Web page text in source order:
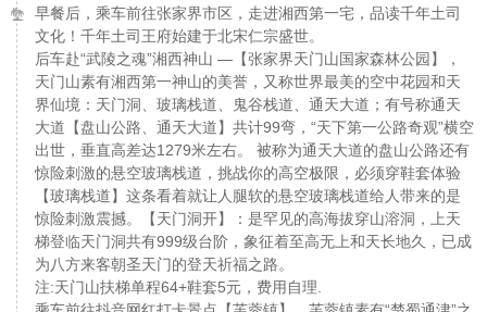
早餐后，乘车前往张家界市区，走进湘西第一宅，品读千年土司
文化！千年土司王府始建于北宋仁宗盛世。
后车赴“武陵之魂”湘西神山 —【张家界天门山国家森林公园】，
天门山素有湘西第一神山的美誉，又称世界最美的空中花园和天
界仙境：天门洞、玻璃栈道、鬼谷栈道、通天大道；有号称通天
大道【盘山公路、通天大道】共计99弯，“天下第一公路奇观”横空
出世，垂直高差达1279米左右。 被称为通天大道的盘山公路还有
惊险刺激的悬空玻璃栈道，挑战你的高空极限，必须穿鞋套体验
【玻璃栈道】这条看着就让人腿软的悬空玻璃栈道给人带来的是
惊险刺激震撼。【天门洞开】：是罕见的高海拔穿山溶洞，上天
梯登临天门洞共有999级台阶，象征着至高无上和天长地久，已成
为八方来客朝圣天门的登天祈福之路。
注:天门山扶梯单程64+鞋套5元，费用自理.